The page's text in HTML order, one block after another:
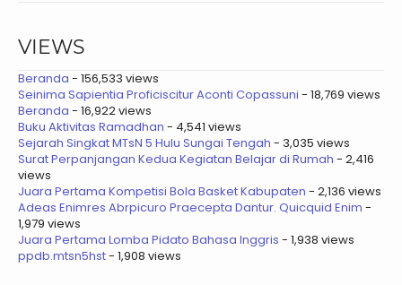
VIEWS
Beranda - 156,533 views
Seinima Sapientia Proficiscitur Aconti Copassuni - 18,769 views
Beranda - 16,922 views
Buku Aktivitas Ramadhan - 4,541 views
Sejarah Singkat MTsN 5 Hulu Sungai Tengah - 3,035 views
Surat Perpanjangan Kedua Kegiatan Belajar di Rumah - 2,416
views
Juara Pertama Kompetisi Bola Basket Kabupaten - 2,136 views
Adeas Enimres Abrpicuro Praecepta Dantur. Quicquid Enim -
1,979 views
Juara Pertama Lomba Pidato Bahasa Inggris - 1,938 views
ppdb.mtsn5hst- 1,908 views